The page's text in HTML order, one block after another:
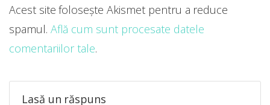
Lasă un răspuns
Acest site folosește Akismet pentru a reduce
spamul. Află cum sunt procesate datele
comentariilor tale.